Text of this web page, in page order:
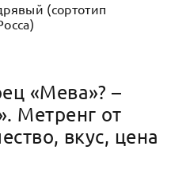
(сортотип
«Мева»? –
Метренг от
вкус, цена